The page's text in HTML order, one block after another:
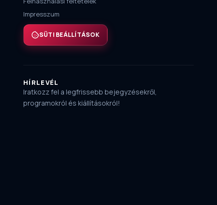
Impresszum
SÜTI BEÁLLÍTÁSOK
HÍRLEVÉL
Iratkozz fel a legfrissebb bejegyzésekről,
programokról és kiállításokról!